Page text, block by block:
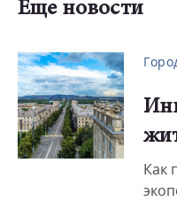
Еще новости
Как